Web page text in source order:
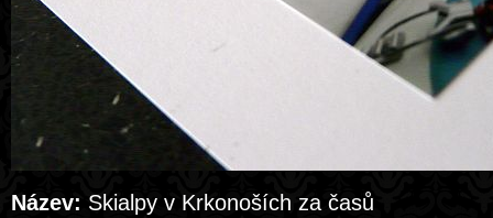
Název: Skialpy v Krkonoších za časů